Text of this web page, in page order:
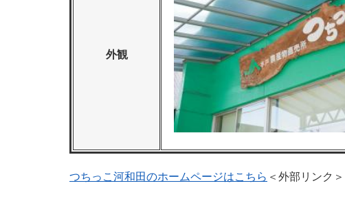
外観
つちっこ河和田のホームページはこちら ＜外部リンク＞